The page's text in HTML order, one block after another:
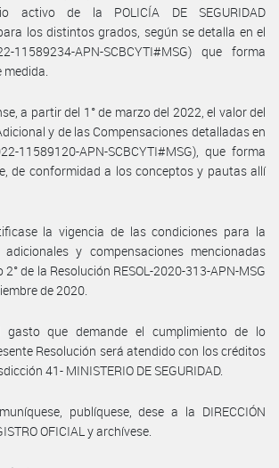
activo de la POLICÍA DE SEGURIDAD
para los distintos grados, según se detalla en el
11589234-APN-SCBCYTI#MSG) que forma
a partir del 1° de marzo del 2022, el valor del
y de las Compensaciones detalladas en
11589120-APN-SCBCYTI#MSG), que forma
de conformidad a los conceptos y pautas allí
la vigencia de las condiciones para la
y compensaciones mencionadas
de la Resolución RESOL-2020-313-APN-MSG
de 2020.
gasto que demande el cumplimiento de lo
Resolución será atendido con los créditos
41- MINISTERIO DE SEGURIDAD.
publíquese, dese a la DIRECCIÓN
OFICIAL y archívese.